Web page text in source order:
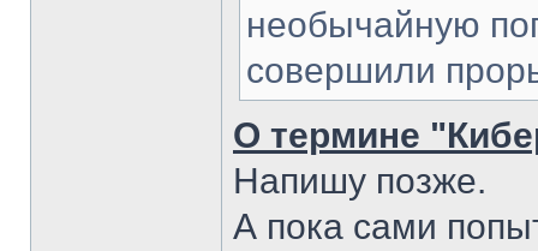
необычайную
совершили
О термине
Напишу позже.
А пока сами